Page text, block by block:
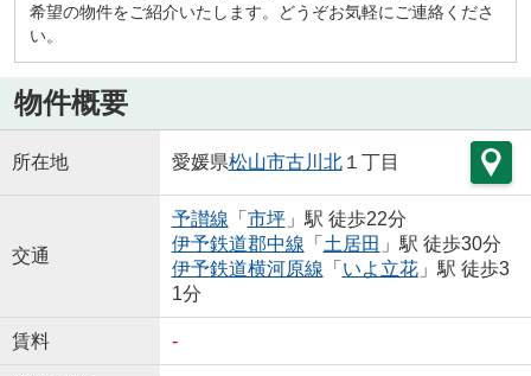
希望の物件をご紹介いたします。どうぞお気軽にご連絡くださ
い。
物件概要
所在地 愛媛県松山市古川北１丁目
交通
予讃線 「 市坪」駅 徒歩22分
伊予鉄道郡中線 「 土居田 」駅 徒歩30分
伊予鉄道横河原線 「 いよ立花」駅 徒歩3
1分
賃料 -